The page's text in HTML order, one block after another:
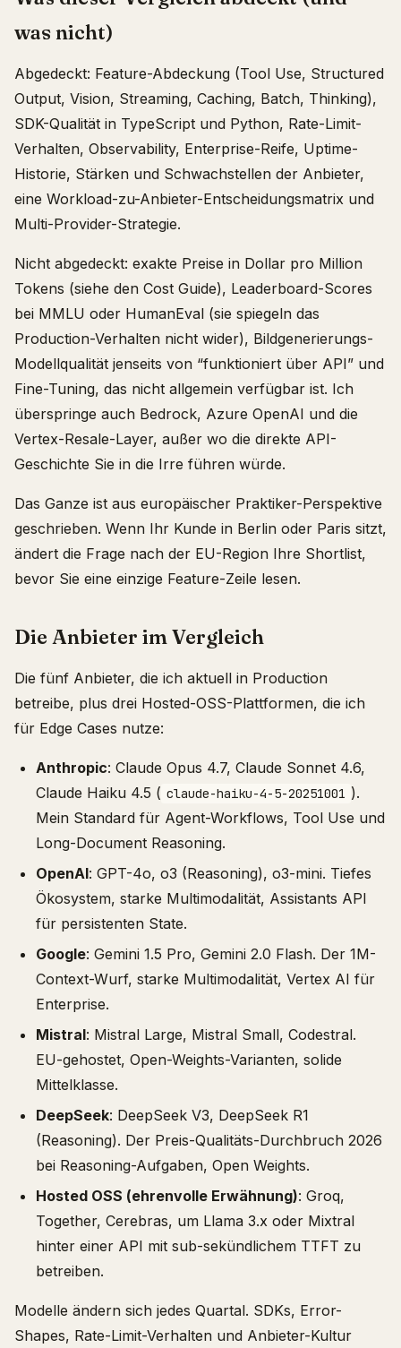
was nicht)
Abgedeckt: Feature-Abdeckung (Tool Use, Structured
Output, Vision, Streaming, Caching, Batch, Thinking),
SDK-Qualität in TypeScript und Python, Rate-Limit-
Verhalten, Observability, Enterprise-Reife, Uptime-
Historie, Stärken und Schwachstellen der Anbieter,
eine Workload-zu-Anbieter-Entscheidungsmatrix und
Multi-Provider-Strategie.
Nicht abgedeckt: exakte Preise in Dollar pro Million
Tokens (siehe den Cost Guide), Leaderboard-Scores
bei MMLU oder HumanEval (sie spiegeln das
Production-Verhalten nicht wider), Bildgenerierungs-
Modellqualität jenseits von “funktioniert über API” und
Fine-Tuning, das nicht allgemein verfügbar ist. Ich
überspringe auch Bedrock, Azure OpenAI und die
Vertex-Resale-Layer, außer wo die direkte API-
Geschichte Sie in die Irre führen würde.
Das Ganze ist aus europäischer Praktiker-Perspektive
geschrieben. Wenn Ihr Kunde in Berlin oder Paris sitzt,
ändert die Frage nach der EU-Region Ihre Shortlist,
bevor Sie eine einzige Feature-Zeile lesen.
Die Anbieter im Vergleich
Die fünf Anbieter, die ich aktuell in Production
betreibe, plus drei Hosted-OSS-Plattformen, die ich
für Edge Cases nutze:
Anthropic: Claude Opus 4.7, Claude Sonnet 4.6,
Claude Haiku 4.5 ( claude-haiku-4-5-20251001 ).
Mein Standard für Agent-Workflows, Tool Use und
Long-Document Reasoning.
OpenAI: GPT-4o, o3 (Reasoning), o3-mini. Tiefes
Ökosystem, starke Multimodalität, Assistants API
für persistenten State.
Google: Gemini 1.5 Pro, Gemini 2.0 Flash. Der 1M-
Context-Wurf, starke Multimodalität, Vertex AI für
Enterprise.
Mistral: Mistral Large, Mistral Small, Codestral.
EU-gehostet, Open-Weights-Varianten, solide
Mittelklasse.
DeepSeek: DeepSeek V3, DeepSeek R1
(Reasoning). Der Preis-Qualitäts-Durchbruch 2026
bei Reasoning-Aufgaben, Open Weights.
Hosted OSS (ehrenvolle Erwähnung): Groq,
Together, Cerebras, um Llama 3.x oder Mixtral
hinter einer API mit sub-sekündlichem TTFT zu
betreiben.
Modelle ändern sich jedes Quartal. SDKs, Error-
Shapes, Rate-Limit-Verhalten und Anbieter-Kultur